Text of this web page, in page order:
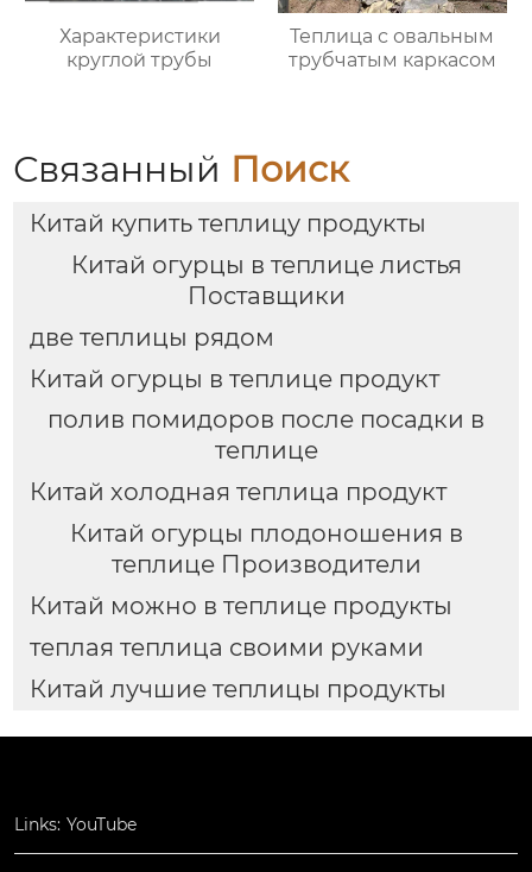
Характеристики
круглой трубы
Теплица с овальным
трубчатым каркасом
Связанный Поиск
Китай купить теплицу продукты
Китай огурцы в теплице листья
Поставщики
две теплицы рядом
Китай огурцы в теплице продукт
полив помидоров после посадки в
теплице
Китай холодная теплица продукт
Китай огурцы плодоношения в
теплице Производители
Китай можно в теплице продукты
теплая теплица своими руками
Китай лучшие теплицы продукты
Links: YouTube